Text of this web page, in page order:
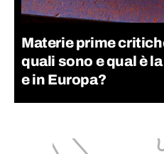
Materie prime
quali sono e qual è
e in Europa?